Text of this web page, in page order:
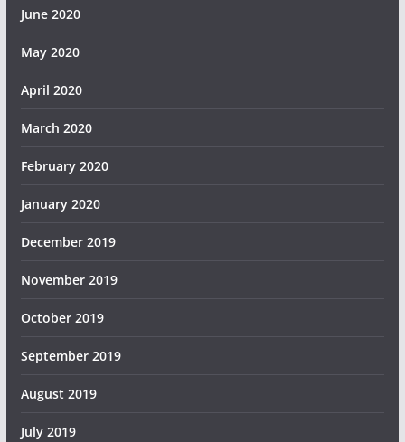
June 2020
May 2020
April 2020
March 2020
February 2020
January 2020
December 2019
November 2019
October 2019
September 2019
August 2019
July 2019